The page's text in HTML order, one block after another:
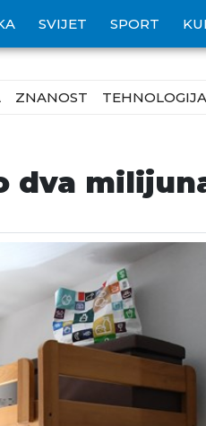
SVIJET SPORT
ZNANOST TEHNOLOGIJA
dva